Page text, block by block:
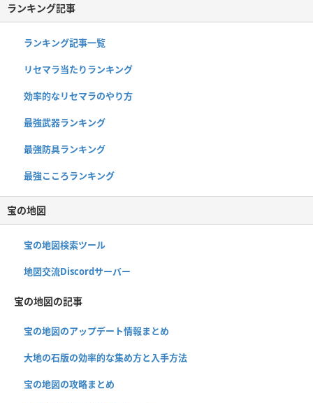
ランキング記事
ランキング記事一覧
リセマラ当たりランキング
効率的なリセマラのやり方
最強武器ランキング
最強防具ランキング
最強こころランキング
宝の地図
宝の地図検索ツール
地図交流Discordサーバー
宝の地図の記事
宝の地図のアップデート情報まとめ
大地の石版の効率的な集め方と入手方法
宝の地図の攻略まとめ